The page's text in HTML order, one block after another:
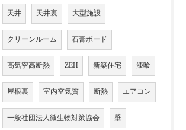
天井 天井裏 大型施設
クリーンルーム 石膏ボード
高気密高断熱 ZEH 新築住宅 漆喰
屋根裏 室内空気質 断熱 エアコン
一般社団法人微生物対策協会 壁